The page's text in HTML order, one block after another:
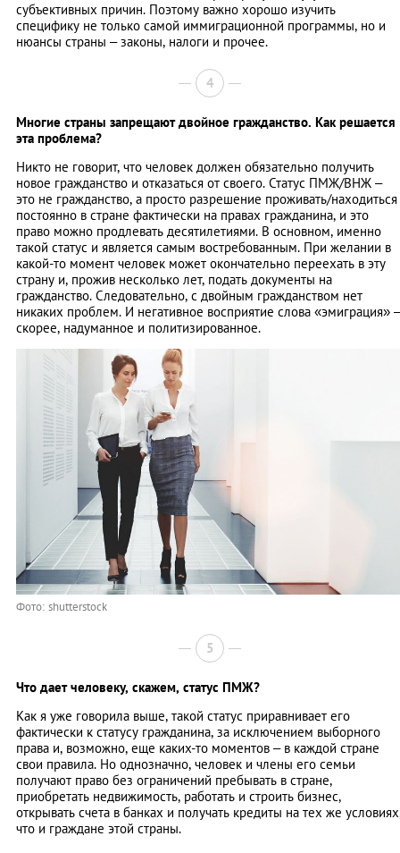
субъективных причин. Поэтому важно хорошо изучить
специфику не только самой иммиграционной программы, но и
нюансы страны – законы, налоги и прочее.
4
Многие страны запрещают двойное гражданство. Как решается
эта проблема?
Никто не говорит, что человек должен обязательно получить
новое гражданство и отказаться от своего. Статус ПМЖ/ВНЖ –
это не гражданство, а просто разрешение проживать/находиться
постоянно в стране фактически на правах гражданина, и это
право можно продлевать десятилетиями. В основном, именно
такой статус и является самым востребованным. При желании в
какой-то момент человек может окончательно переехать в эту
страну и, прожив несколько лет, подать документы на
гражданство. Следовательно, с двойным гражданством нет
никаких проблем. И негативное восприятие слова «эмиграция» –
скорее, надуманное и политизированное.
Фото: shutterstock
5
Что дает человеку, скажем, статус ПМЖ?
Как я уже говорила выше, такой статус приравнивает его
фактически к статусу гражданина, за исключением выборного
права и, возможно, еще каких-то моментов – в каждой стране
свои правила. Но однозначно, человек и члены его семьи
получают право без ограничений пребывать в стране,
приобретать недвижимость, работать и строить бизнес,
открывать счета в банках и получать кредиты на тех же
что и граждане этой страны.